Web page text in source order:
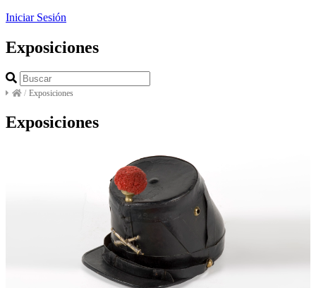
Iniciar Sesión
Exposiciones
/ Exposiciones
Exposiciones